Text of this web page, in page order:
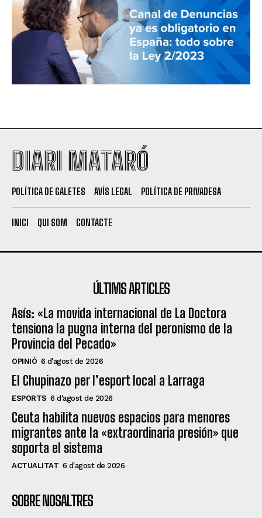
DIARI MATARÓ
POLÍTICA DE GALETES AVÍS LEGAL POLÍTICA DE PRIVADESA
INICI QUI SOM CONTACTE
ÚLTIMS ARTICLES
Asís: «La movida internacional de La Doctora
tensiona la pugna interna del peronismo de la
Provincia del Pecado»
OPINIÓ 6 d'agost de 2026
El Chupinazo per l’esport local a Larraga
ESPORTS 6 d'agost de 2026
Ceuta habilita nuevos espacios para menores
migrantes ante la «extraordinaria presión» que
soporta el sistema
ACTUALITAT 6 d'agost de 2026
SOBRE NOSALTRES